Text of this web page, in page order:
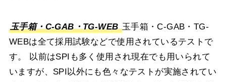
玉手箱・C-GAB・TG-WEB 玉手箱・C-GAB・TG-
WEBは全て採用試験などで使用されているテストで
す。
以前はSPIも多く使用され現在でも用いられて
いますが、SPI以外にも色々なテストが実施されてい